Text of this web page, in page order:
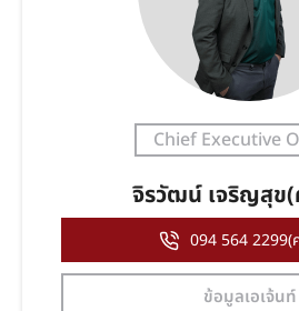
Chief Executive
จิรวัฒน์ เจริญสุ
094 564
ข้อมูลเอเจ้นท์